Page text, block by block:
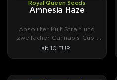
Royal Queen Seeds
PHOTOFEM
Royal Queen Seeds
Amnesia Haze
Absoluter Kult Strain und
zweifacher Cannabis-Cup-
Gewinner aus den 90ern.
ab 10 EUR